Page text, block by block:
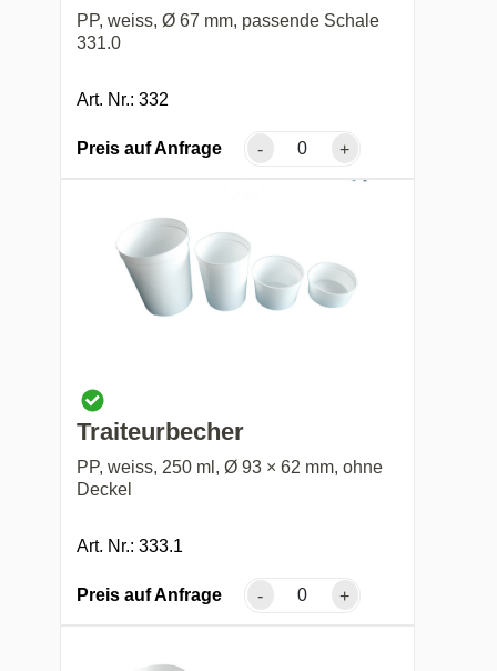
PP, weiss, Ø 67 mm, passende Schale
331.0
Art. Nr.: 332
Preis auf Anfrage - +
Traiteurbecher
PP, weiss, 250 ml, Ø 93 × 62 mm, ohne
Deckel
Art. Nr.: 333.1
Preis auf Anfrage - +